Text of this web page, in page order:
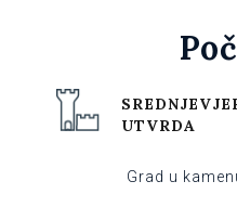
UTVRDA
Grad u